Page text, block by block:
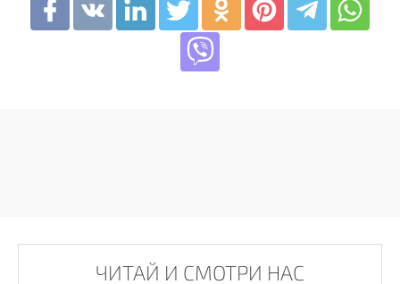
ЧИТАЙ И СМОТРИ НАС